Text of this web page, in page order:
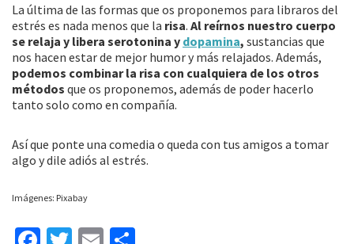
La última de las formas que os proponemos para libraros del
estrés es nada menos que la risa. Al reírnos nuestro cuerpo
se relaja y libera serotonina y dopamina, sustancias que
nos hacen estar de mejor humor y más relajados. Además,
podemos combinar la risa con cualquiera de los otros
métodos que os proponemos, además de poder hacerlo
tanto solo como en compañía.
Así que ponte una comedia o queda con tus amigos a tomar
algo y dile adiós al estrés.
Imágenes: Pixabay